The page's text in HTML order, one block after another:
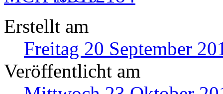
Erstellt am
Freitag 20 September
Veröffentlicht am